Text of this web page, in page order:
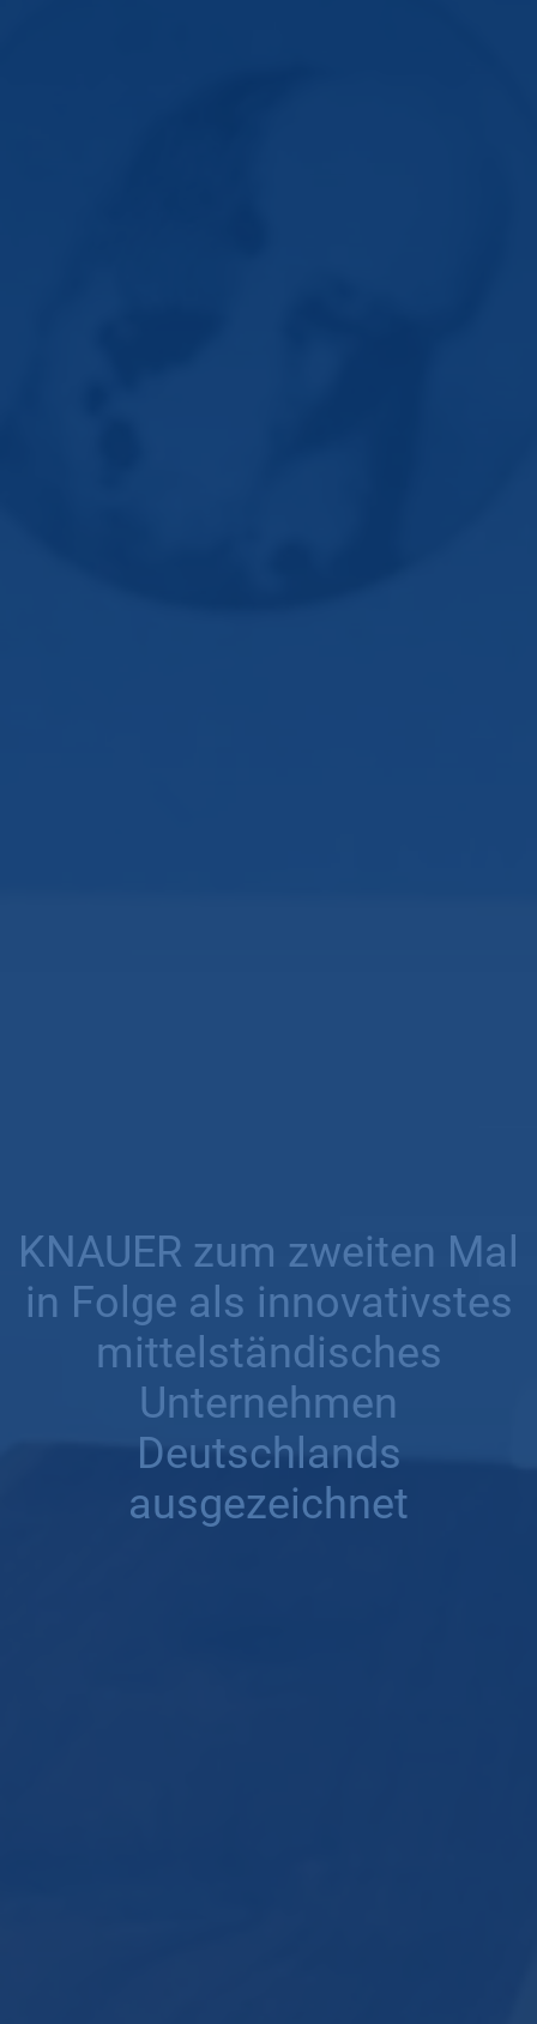
KNAUER zum zweiten Mal
in Folge als innovativstes
mittelständisches
Unternehmen
Deutschlands
ausgezeichnet